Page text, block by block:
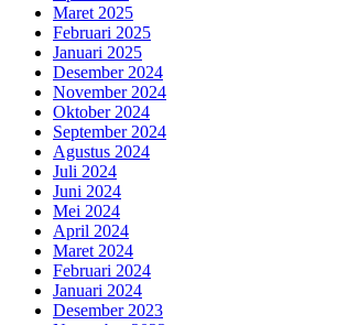
Maret 2025
Februari 2025
Januari 2025
Desember 2024
November 2024
Oktober 2024
September 2024
Agustus 2024
Juli 2024
Juni 2024
Mei 2024
April 2024
Maret 2024
Februari 2024
Januari 2024
Desember 2023